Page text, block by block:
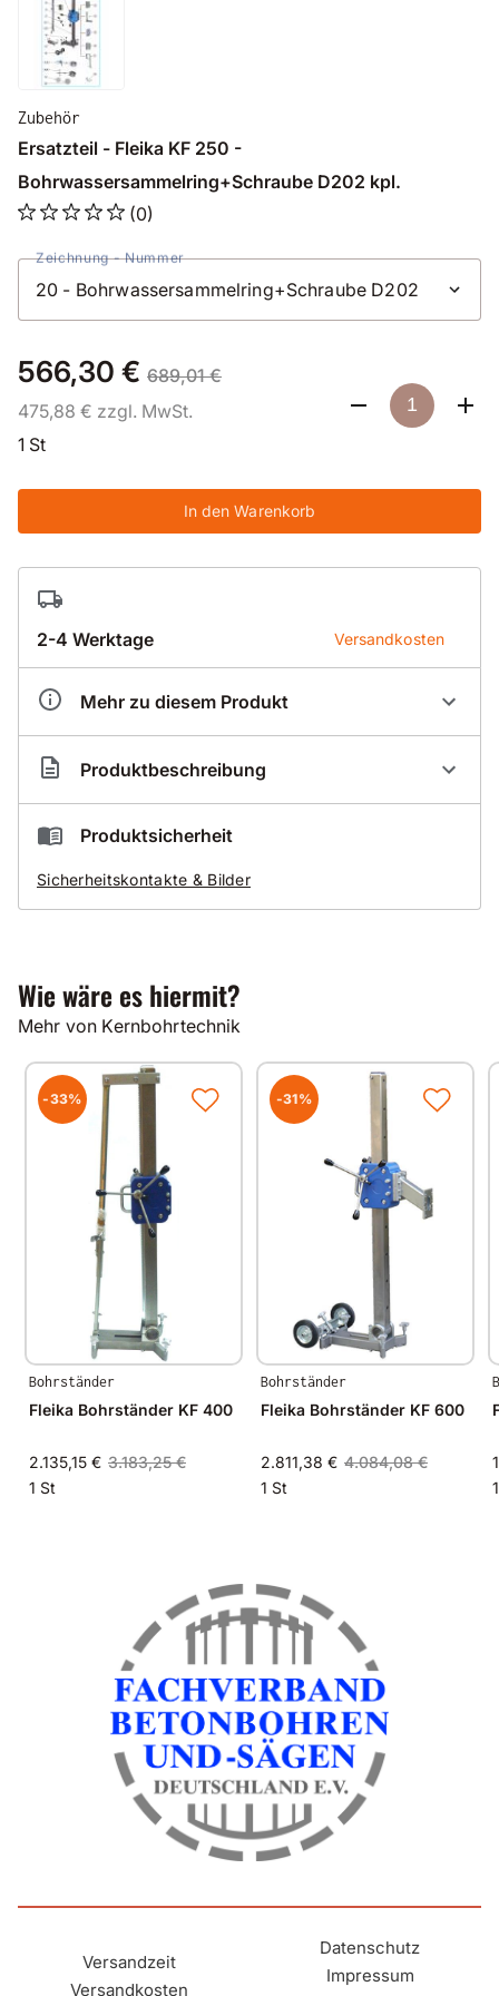
Zubehör
Ersatzteil - Fleika KF 250 -
Bohrwassersammelring+Schraube D202 kpl.
(0)
Zeichnung - Nummer
566,30 € 689,01 €
475,88 € zzgl. MwSt.
1 St
In den Warenkorb
2-4 Werktage Versandkosten
Mehr zu diesem Produkt
Artikelnummer FL250020
Produktbeschreibung
20 - Ersatzteil - Bohrwassersammelring+Schraube
für Fleika Bohrständer KF 250
Produktsicherheit
Sicherheitskontakte & Bilder
Wie wäre es hiermit?
Mehr von Kernbohrtechnik
-33%
Bohrständer
Fleika Bohrständer KF 400
2.135,15 € 3.183,25 €
1 St
-31%
Bohrständer
Fleika Bohrständer KF 600
2.811,38 € 4.084,08 €
1 St
Versandzeit
Versandkosten
Datenschutz
Impressum